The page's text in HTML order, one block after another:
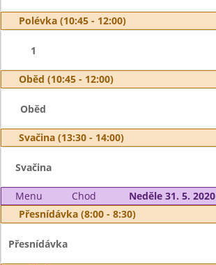
Polévka (10:45 - 12:00)
1
Oběd (10:45 - 12:00)
Oběd
Svačina (13:30 - 14:00)
Svačina
Menu Chod
Neděle 31. 5. 2020
Přesnídávka (8:00 - 8:30)
Přesnídávka